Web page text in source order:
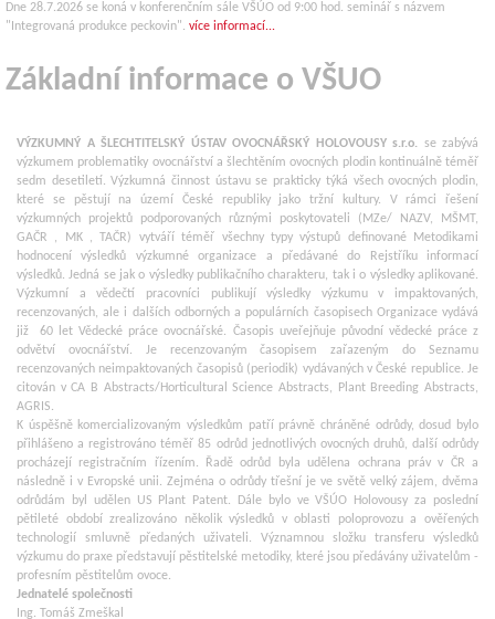
Dne 28.7.2026 se koná v konferenčním sále VŠÚO od 9:00 hod. seminář s názvem
"Integrovaná produkce peckovin". více informací...
Základní informace o VŠUO
VÝZKUMNÝ A ŠLECHTITELSKÝ ÚSTAV OVOCNÁŘSKÝ HOLOVOUSY s.r.o. se zabývá
výzkumem problematiky ovocnářství a šlechtěním ovocných plodin kontinuálně téměř
sedm desetiletí. Výzkumná činnost ústavu se prakticky týká všech ovocných plodin,
které se pěstují na území České republiky jako tržní kultury. V rámci řešení
výzkumných projektů podporovaných různými poskytovateli (MZe/ NAZV, MŠMT,
GAČR , MK , TAČR) vytváří téměř všechny typy výstupů definované Metodikami
hodnocení výsledků výzkumné organizace a předávané do Rejstříku informací
výsledků. Jedná se jak o výsledky publikačního charakteru, tak i o výsledky aplikované.
Výzkumní a vědečtí pracovníci publikují výsledky výzkumu v impaktovaných,
recenzovaných, ale i dalších odborných a populárních časopisech Organizace vydává
již 60 let Vědecké práce ovocnářské. Časopis uveřejňuje původní vědecké práce z
odvětví ovocnářství. Je recenzovaným časopisem zařazeným do Seznamu
recenzovaných neimpaktovaných časopisů (periodik) vydávaných v České republice. Je
citován v CA B Abstracts/Horticultural Science Abstracts, Plant Breeding Abstracts,
AGRIS.
K úspěšně komercializovaným výsledkům patří právně chráněné odrůdy, dosud bylo
přihlášeno a registrováno téměř 85 odrůd jednotlivých ovocných druhů, další odrůdy
procházejí registračním řízením. Řadě odrůd byla udělena ochrana práv v ČR a
následně i v Evropské unii. Zejména o odrůdy třešní je ve světě velký zájem, dvěma
odrůdám byl udělen US Plant Patent. Dále bylo ve VŠÚO Holovousy za poslední
pětileté období zrealizováno několik výsledků v oblasti poloprovozu a ověřených
technologií smluvně předaných uživateli. Významnou složku transferu výsledků
výzkumu do praxe představují pěstitelské metodiky, které jsou předávány uživatelům -
profesním pěstitelům ovoce.
Jednatelé společnosti
Ing. Tomáš Zmeškal